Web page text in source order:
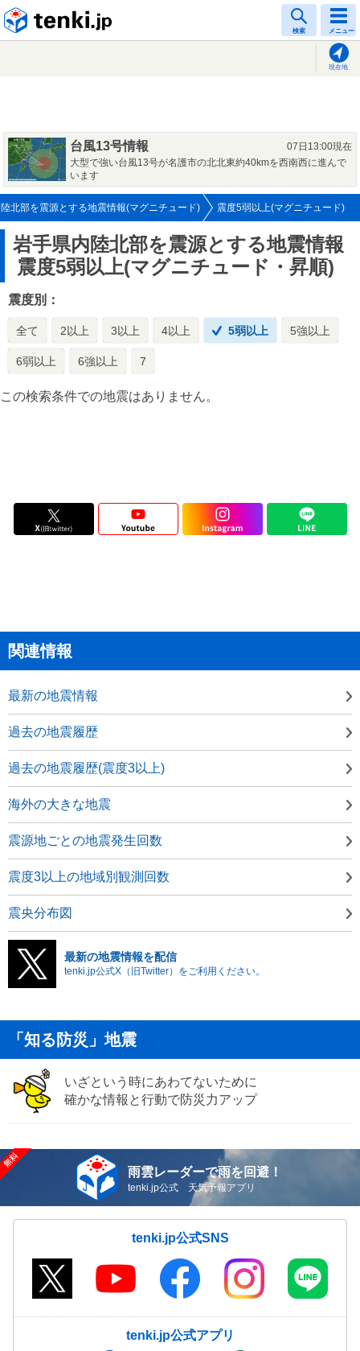
検索 メニュー
現在地
台風13号情報
07日13:00現在
大型で強い台風13号が名護市の北北東約40kmを西南西に進んで
います
北部を震源とする地震情報(マグニチュード) 震度5弱以上(マグニチュード)
岩手県内陸北部を震源とする地震情報
震度5弱以上(マグニチュード・昇順)
震度別：
全て 2以上 3以上 4以上 5弱以上 5強以上
6弱以上 6強以上 7
この検索条件での地震はありません。
関連情報
最新の地震情報
過去の地震履歴
過去の地震履歴(震度3以上)
海外の大きな地震
震源地ごとの地震発生回数
震度3以上の地域別観測回数
震央分布図
最新の地震情報を配信
tenki.jp公式X（旧Twitter）をご利用ください。
「知る防災」地震
いざという時にあわてないために
確かな情報と行動で防災力アップ
雨雲レーダーで雨を回避！
tenki.jp公式 天気予報アプリ
tenki.jp公式SNS
tenki.jp公式アプリ